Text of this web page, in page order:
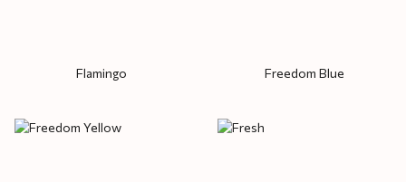
Flamingo Freedom Blue